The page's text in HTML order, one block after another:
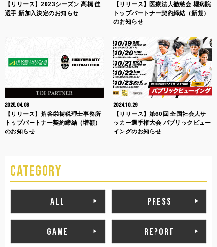
【リリース】2023シーズン 高橋 佳
選手 新加入決定のお知らせ
【リリース】医療法人徹慈会 堀病院
トップパートナー契約締結（新規）
のお知らせ
2025.04.08
【リリース】荒谷栄樹税理士事務所
トップパートナー契約締結（増額）
のお知らせ
2024.10.29
【リリース】第60回 全国社会人サ
ッカー選手権大会 パブリックビュー
イングのお知らせ
CATEGORY
ALL PRESS
GAME REPORT